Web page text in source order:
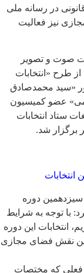
در رسانه ملی
نیز فعالیت
صوت و تصویر
طرح «انتخابات
«سید محمدصادق
عضو کمیسیون
ستاد انتخابات
برگزار شد.
سیزدهمین دوره
با توجه به شرایط
انتخابات این دوره
نقش فضای مجازی
فعلی که مختصات